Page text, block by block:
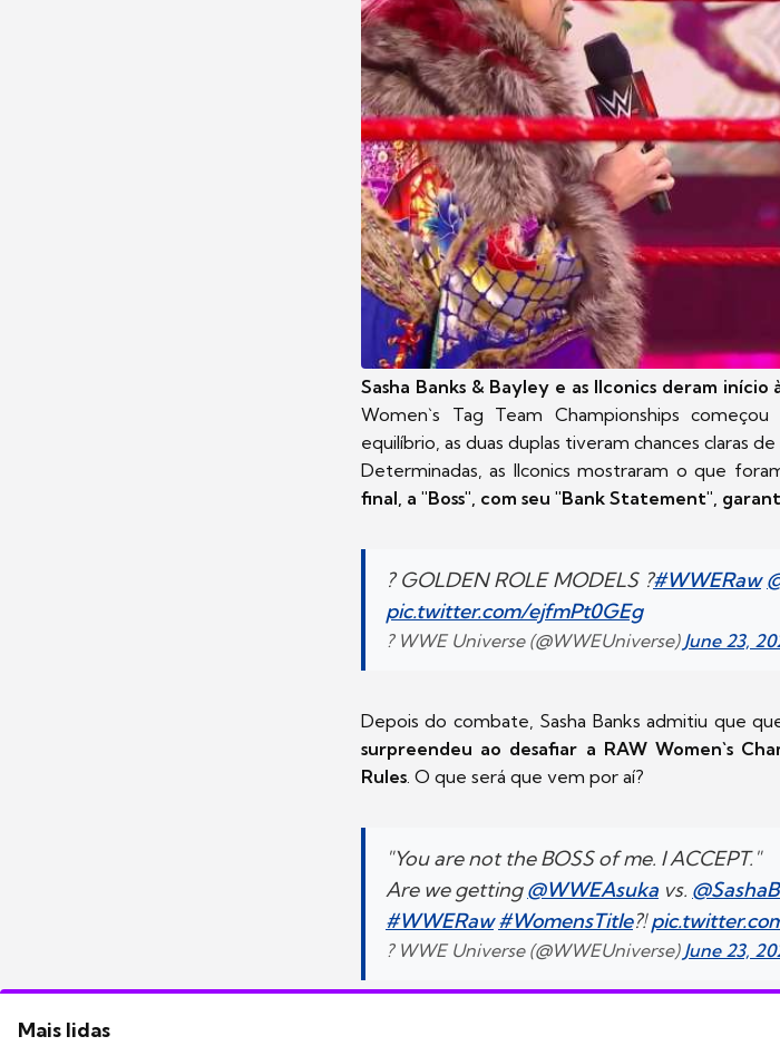
Sasha Banks & Bayley e as IIconics deram
Women`s Tag Team Championships
equilíbrio, as duas duplas tiveram chances claras
Determinadas, as IIconics mostraram o que
final, a "Boss", com seu "Bank Statement",
? GOLDEN ROLE MODELS ?#WWERaw
pic.twitter.com/ejfmPt0GEg
? WWE Universe (@WWEUniverse) June 23,
Depois do combate, Sasha Banks admitiu que
surpreendeu ao desafiar a RAW Women`s
Rules . O que será que vem por aí?
"You are not the BOSS of me. I ACCEPT."
Are we getting@WWEAsuka vs.
#WWERaw #WomensTitle?!
? WWE Universe (@WWEUniverse) June 23,
Mais lidas